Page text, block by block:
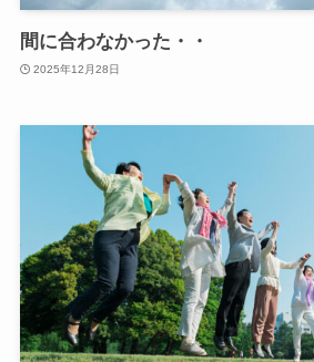
間に合わなかった・・
2025年12月28日